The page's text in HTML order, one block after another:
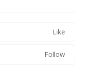
Like
Follow